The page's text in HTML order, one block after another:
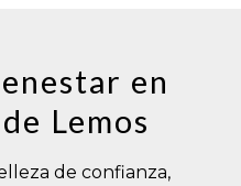
en
Lemos
de confianza,